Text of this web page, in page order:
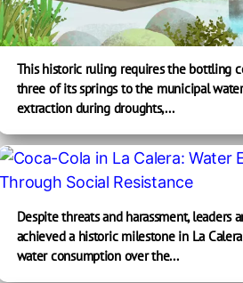
This historic ruling requires the bottling
three of its springs to the municipal
extraction during droughts,...
Despite threats and harassment, leaders
achieved a historic milestone in La
water consumption over the...